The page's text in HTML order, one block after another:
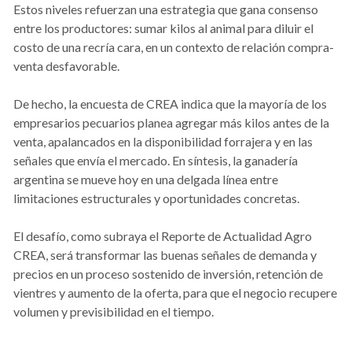
Estos niveles refuerzan una estrategia que gana consenso
entre los productores: sumar kilos al animal para diluir el
costo de una recría cara, en un contexto de relación compra-
venta desfavorable.
De hecho, la encuesta de CREA indica que la mayoría de los
empresarios pecuarios planea agregar más kilos antes de la
venta, apalancados en la disponibilidad forrajera y en las
señales que envía el mercado. En síntesis, la ganadería
argentina se mueve hoy en una delgada línea entre
limitaciones estructurales y oportunidades concretas.
El desafío, como subraya el Reporte de Actualidad Agro
CREA, será transformar las buenas señales de demanda y
precios en un proceso sostenido de inversión, retención de
vientres y aumento de la oferta, para que el negocio recupere
volumen y previsibilidad en el tiempo.